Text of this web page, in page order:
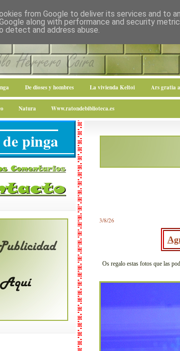
De dioses y hombres La vivienda Keltoi Ars gratia
Natura Www.ratondebiblioteca.es
3/8/26
Os regalo estas fotos que las
pinga
from Google to deliver its services and to
along with performance and security
detect and address abuse.